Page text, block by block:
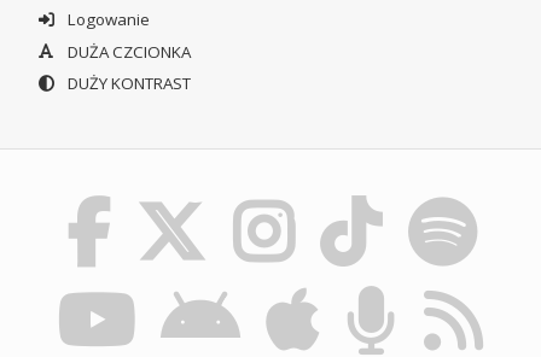
Logowanie
DUŻA CZCIONKA
DUŻY KONTRAST